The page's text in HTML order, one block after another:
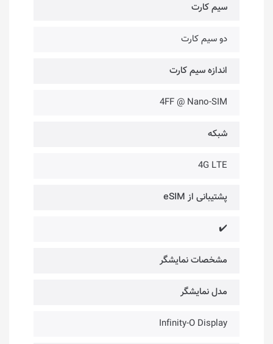
سیم کارت
دو سیم کارت
اندازه سیم کارت
4FF @ Nano-SIM
شبکه
4G LTE
پشتیبانی از eSIM
✔️
مشخصات نمایشگر
مدل نمایشگر
Infinity-O Display